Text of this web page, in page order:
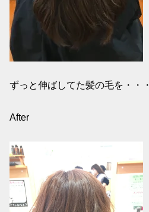
ずっと伸ばしてた髪の毛を・・・
After